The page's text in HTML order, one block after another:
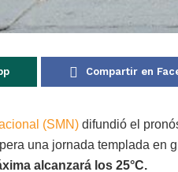
Compartir en
(SMN) difundió el
una jornada templada en
alcanzará los 25°C.